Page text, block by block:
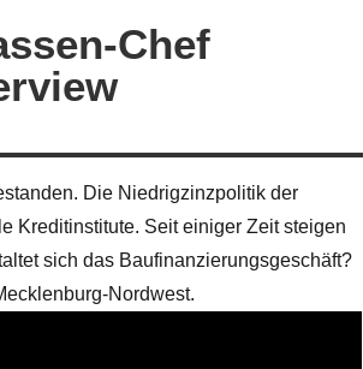
Chef
Die Niedrigzinzpolitik der
Kreditinstitute. Seit einiger Zeit steigen
sich das Baufinanzierungsgeschäft?
Nordwest.
2026:
Wahl Bürgermeister/in Wismar 2026:
SPD-Kandidat Frank Junge